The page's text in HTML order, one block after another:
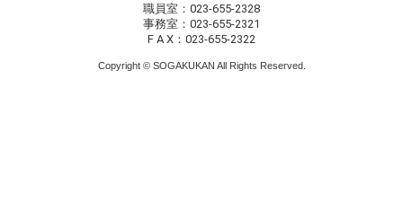
職員室：023-655-2328
事務室：023-655-2321
F A X：023-655-2322
Copyright © SOGAKUKAN All Rights Reserved.